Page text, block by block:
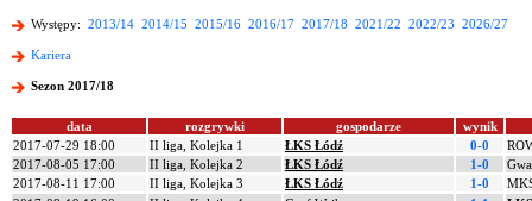
Występy: 2013/14 2014/15 2015/16 2016/17 2017/18 2021/22 2022/23 2026/27
Kariera
Sezon 2017/18
data rozgrywki gospodarze
wynik
2017-07-29 18:00
II liga, Kolejka 1 ŁKS Łódź 0-0
2017-08-05 17:00
II liga, Kolejka 2 ŁKS Łódź 1-0
2017-08-11 17:00
II liga, Kolejka 3 ŁKS Łódź 1-0